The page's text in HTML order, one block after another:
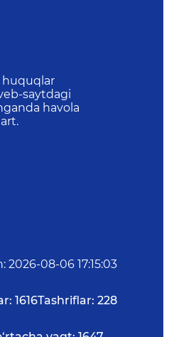
huquqlar
saytdagi
havola
: 2026-08-06 17:15:03
1616Tashriflar: 228